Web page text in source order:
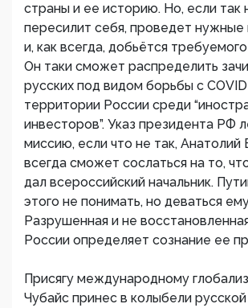
страны и ее историю. Но, если так
пересилит себя, проведет
и, как всегда, добьётся
Он таки сможет распределить
русских под видом борьбы с
территории России среди
инвесторов”. Указ президента РФ
миссию, если что не так, Анатолий
всегда сможет сослаться на то,
дал всероссийский начальник.
этого не понимать, но деваться
Разрушенная и не
России определяет сознание ее
Присягу международному
Чубайс принес в колыбели